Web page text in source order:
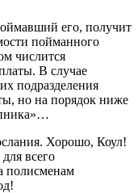
его, получит
пойманного
числится
В случае
подразделения
но на порядок ниже
Хорошо, Коул!
всего
полисменам